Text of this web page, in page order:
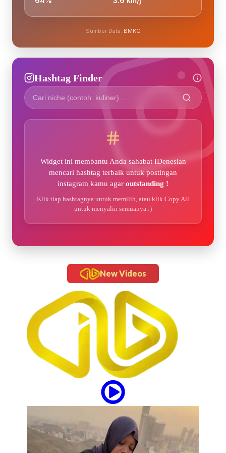
Sumber Data: BMKG
Hashtag Finder
Widget ini membantu Anda sahabat IDenesian
mencari hashtag terbaik untuk postingan
instagram kamu agar outstanding !
Klik tiap hashtagnya untuk memilih, atau klik Copy All
untuk menyalin semuanya :)
New Videos